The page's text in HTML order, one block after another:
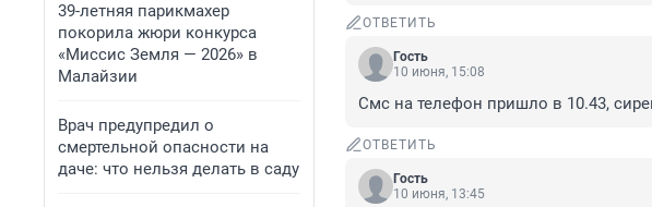
39-летняя парикмахер
покорила жюри конкурса
«Миссис Земля — 2026» в
Малайзии
Врач предупредил о
смертельной опасности на
даче: что нельзя делать в саду
ОТВЕТИТЬ
Гость
10 июня, 15:08
Смс на телефон пришло в 10.43,
ОТВЕТИТЬ
Гость
10 июня, 13:45